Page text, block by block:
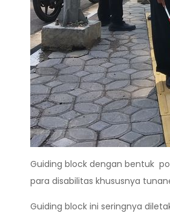
Guiding block dengan bentuk
para disabilitas khususnya
Guiding block ini seringnya